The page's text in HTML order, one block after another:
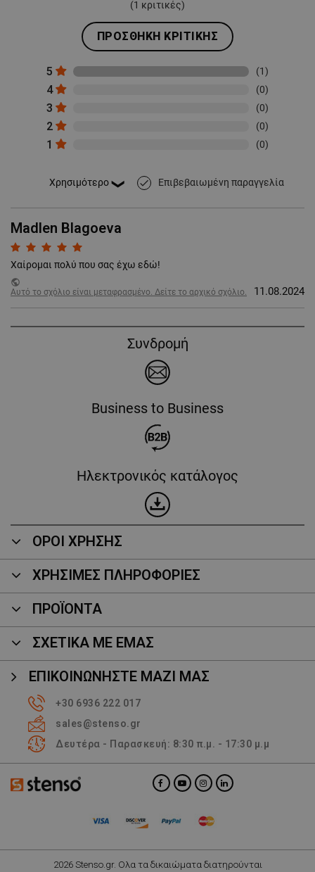
(1 κριτικές)
ΠΡΟΣΘΉΚΗ ΚΡΙΤΙΚΉΣ
5 (1)
4 (0)
3 (0)
2 (0)
1 (0)
done Επιβεβαιωμένη παραγγελία
Madlen Blagoeva
Χαίρομαι πολύ που σας έχω εδώ!
public
Αυτό το σχόλιο είναι μεταφρασμένο. Δείτε το αρχικό σχόλιο.
11.08.2024
Συνδρομή
Business to Business
Ηλεκτρονικός κατάλογος
ΟΡΟΙ ΧΡΗΣΗΣ
ΧΡΗΣΙΜΕΣ ΠΛΗΡΟΦΟΡΙΕΣ
ΠΡΟΪΌΝΤΑ
ΣΧΕΤΙΚΑ ΜΕ ΕΜΑΣ
ΕΠΙΚΟΙΝΩΝΉΣΤΕ ΜΑΖΊ ΜΑΣ
+30 6936 222 017
sales@stenso.gr
Δευτέρα - Παρασκευή: 8:30 π.μ. - 17:30 μ.μ
2026 Stenso.gr. Ολα τα δικαιώματα διατηρούνται